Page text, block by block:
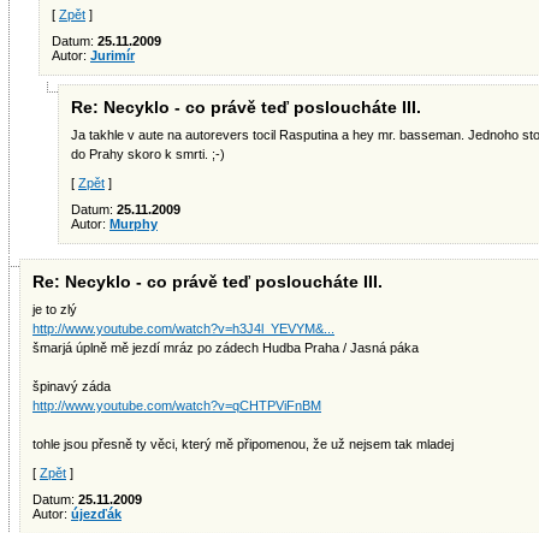
[ Zpět ]
Datum: 25.11.2009
Autor: Jurimír
Re: Necyklo - co právě teď posloucháte III.
Ja takhle v aute na autorevers tocil Rasputina a hey mr. basseman. Jednoho
do Prahy skoro k smrti. ;-)
[ Zpět ]
Datum: 25.11.2009
Autor: Murphy
Re: Necyklo - co právě teď posloucháte III.
je to zlý
http://www.youtube.com/watch?v=h3J4l_YEVYM&...
šmarjá úplně mě jezdí mráz po zádech Hudba Praha / Jasná páka
špinavý záda
http://www.youtube.com/watch?v=qCHTPViFnBM
tohle jsou přesně ty věci, který mě připomenou, že už nejsem tak mladej
[ Zpět ]
Datum: 25.11.2009
Autor: újezďák